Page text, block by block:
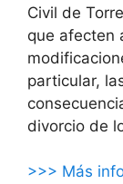
Civil de
que afecten
particular,
divorcio de
>>> Más